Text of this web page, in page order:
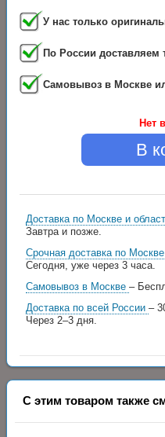
У нас только
По России доставляем
Самовывоз в Москве
Нет
В
Доставка по Москве и
Завтра и позже.
Срочная доставка по Москве
Сегодня, уже через 3 часа.
Самовывоз в Москве –
Доставка по всей России –
Через 2–3 дня.
С этим товаром также